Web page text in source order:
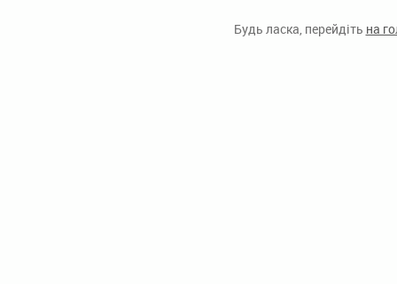
Будь ласка, перейдіть на